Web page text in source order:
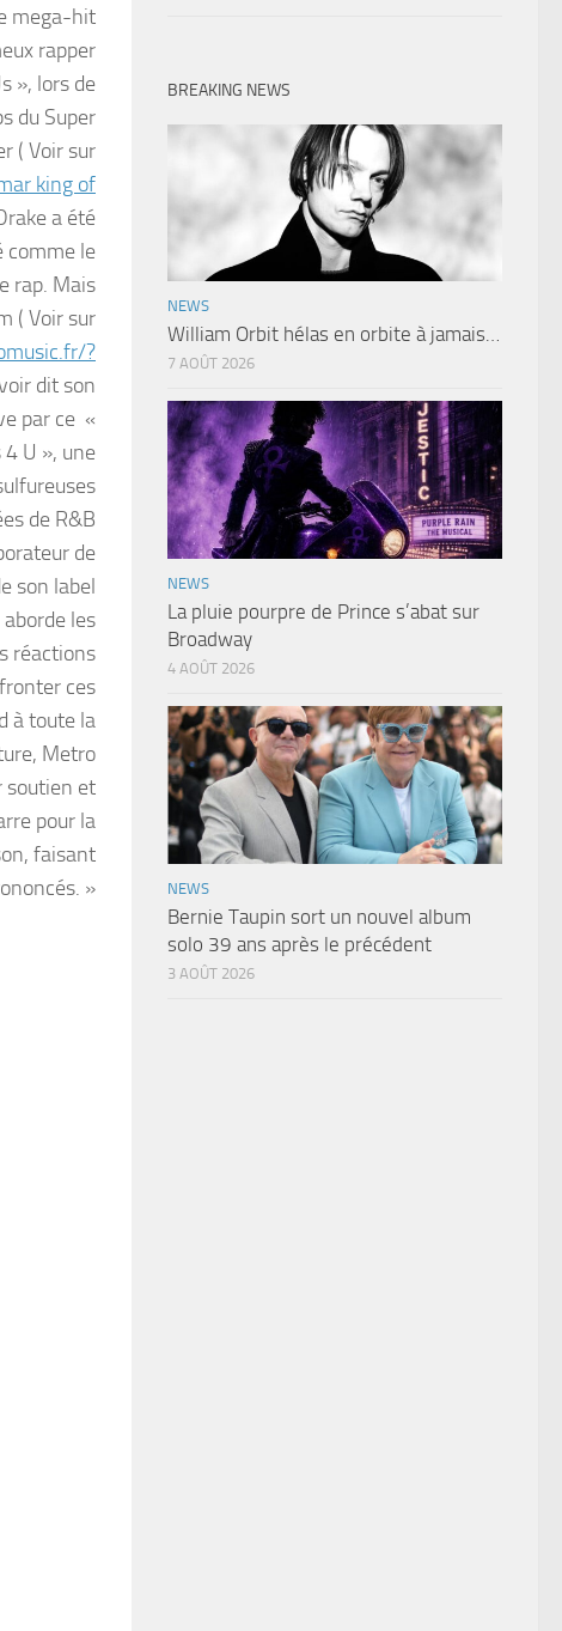
mega-hit
rapper
», lors de
du Super
( Voir sur
king of
a été
comme le
rap. Mais
( Voir sur
?
dit son
par ce «
U », une
de R&B
de
son label
les
réactions
ces
à toute la
Metro
soutien et
pour la
faisant
»
BREAKING NEWS
NEWS
William Orbit hélas en orbite à jamais…
7 AOÛT 2026
NEWS
La pluie pourpre de Prince s’abat sur
Broadway
4 AOÛT 2026
NEWS
Bernie Taupin sort un nouvel album
solo 39 ans après le précédent
3 AOÛT 2026